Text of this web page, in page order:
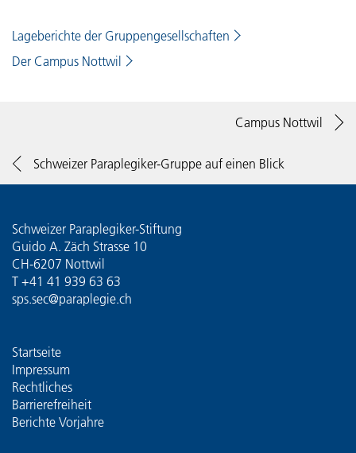
Lageberichte der Gruppengesellschaften
Der Campus Nottwil
Schweizer Paraplegiker-Gruppe auf einen Blick
Campus Nottwil
Schweizer Paraplegiker-Stiftung
Guido A. Zäch Strasse 10
CH-6207 Nottwil
T +41 41 939 63 63
sps.sec@paraplegie.ch
Startseite
Impressum
Rechtliches
Barrierefreiheit
Berichte Vorjahre